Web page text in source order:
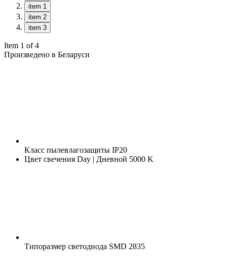
item 1
item 2
item 3
Item 1 of 4
Произведено в Беларуси
Класс пылевлагозащиты IP20
Цвет свечения Day | Дневной 5000 K
Типоразмер светодиода SMD 2835